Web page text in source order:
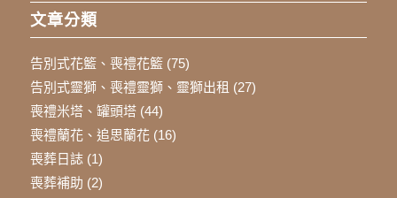
文章分類
告別式花籃、喪禮花籃(75)
告別式靈獅、喪禮靈獅、靈獅出租 (27)
喪禮米塔、罐頭塔(44)
喪禮蘭花、追思蘭花(16)
喪葬日誌(1)
喪葬補助 (2)